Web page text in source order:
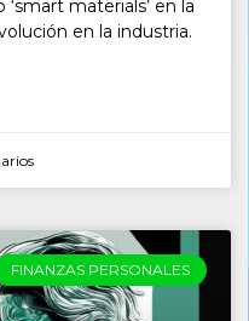
materials’ en la
en la industria.
FINANZAS PERSONALES